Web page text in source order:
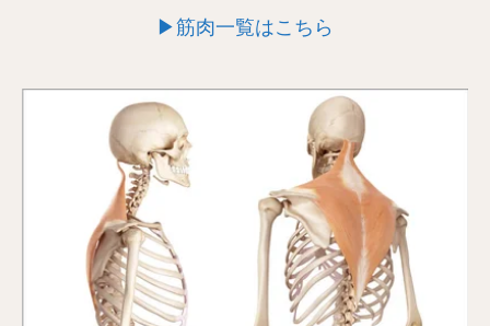
▶筋肉一覧はこちら